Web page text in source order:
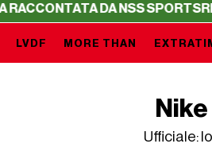
DA NSS SPORTSRESIDENCY
LVDF MORE THAN
Ufficiale: